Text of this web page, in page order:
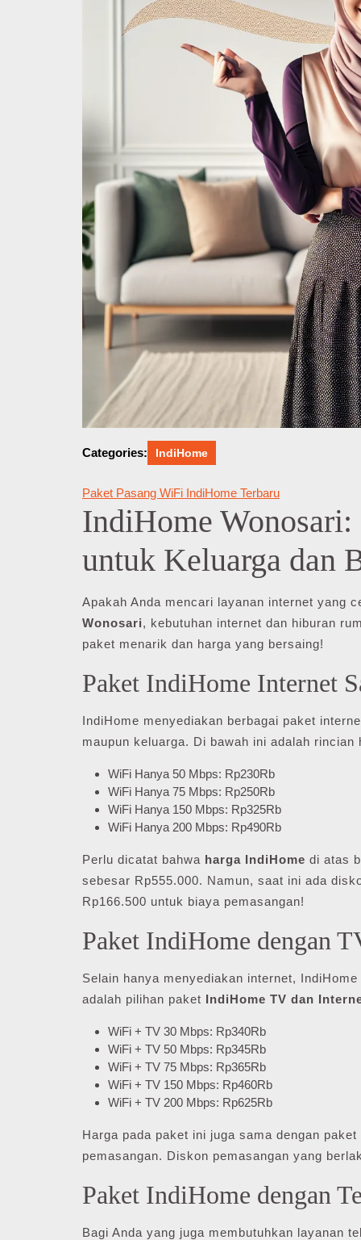
Categories: IndiHome
Paket Pasang WiFi IndiHome Terbaru
IndiHome
untuk Keluarga dan
Apakah Anda mencari layanan internet yang
Wonosari, kebutuhan internet dan hiburan
paket menarik dan harga yang bersaing!
Paket IndiHome Internet
IndiHome menyediakan berbagai paket
maupun keluarga. Di bawah ini adalah
WiFi Hanya 50 Mbps: Rp230Rb
WiFi Hanya 75 Mbps: Rp250Rb
WiFi Hanya 150 Mbps: Rp325Rb
WiFi Hanya 200 Mbps: Rp490Rb
Perlu dicatat bahwa harga IndiHome di atas
sebesar Rp555.000. Namun, saat ini ada
Rp166.500 untuk biaya pemasangan!
Paket IndiHome dengan
Selain hanya menyediakan internet,
adalah pilihan paket IndiHome TV dan
WiFi + TV 30 Mbps: Rp340Rb
WiFi + TV 50 Mbps: Rp345Rb
WiFi + TV 75 Mbps: Rp365Rb
WiFi + TV 150 Mbps: Rp460Rb
WiFi + TV 200 Mbps: Rp625Rb
Harga pada paket ini juga sama dengan
pemasangan. Diskon pemasangan yang
Paket IndiHome dengan
Bagi Anda yang juga membutuhkan layanan